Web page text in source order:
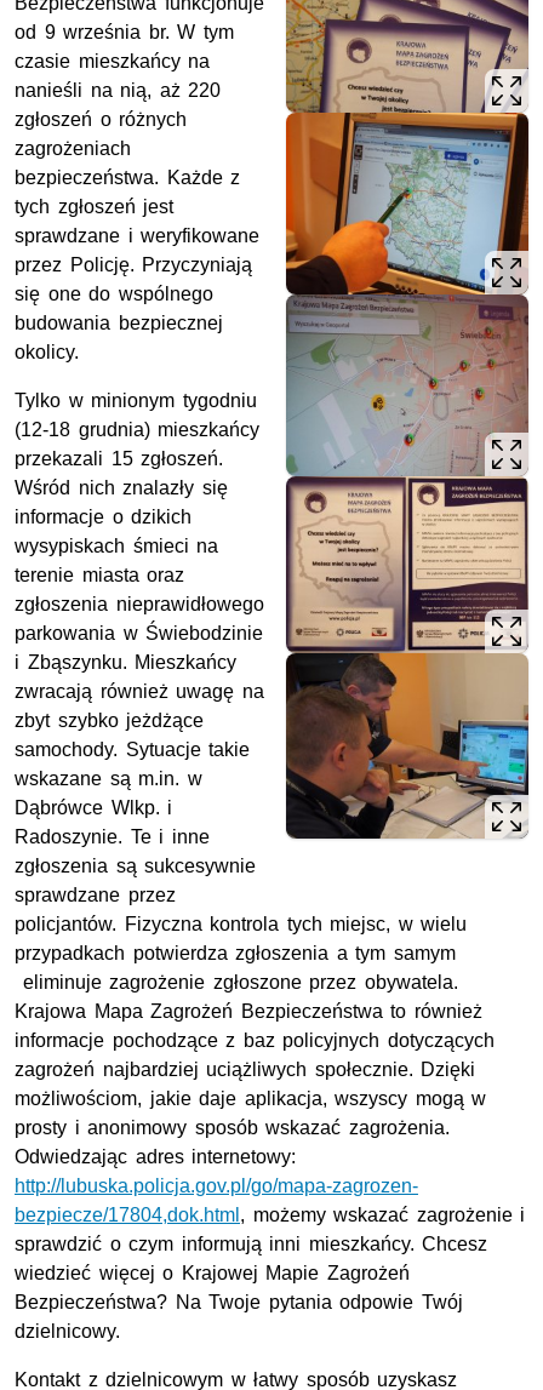
od 9 września br. W tym
czasie mieszkańcy na
nanieśli na nią, aż 220
zgłoszeń o różnych
zagrożeniach
bezpieczeństwa. Każde z
tych zgłoszeń jest
sprawdzane i weryfikowane
przez Policję. Przyczyniają
się one do wspólnego
budowania bezpiecznej
okolicy.
Tylko w minionym tygodniu
(12-18 grudnia) mieszkańcy
przekazali 15 zgłoszeń.
Wśród nich znalazły się
informacje o dzikich
wysypiskach śmieci na
terenie miasta oraz
zgłoszenia nieprawidłowego
parkowania w Świebodzinie
i Zbąszynku. Mieszkańcy
zwracają również uwagę na
zbyt szybko jeżdżące
samochody. Sytuacje takie
wskazane są m.in. w
Dąbrówce Wlkp. i
Radoszynie. Te i inne
zgłoszenia są sukcesywnie
sprawdzane przez
policjantów. Fizyczna kontrola tych miejsc, w wielu
przypadkach potwierdza zgłoszenia a tym samym
eliminuje zagrożenie zgłoszone przez obywatela.
Krajowa Mapa Zagrożeń Bezpieczeństwa to również
informacje pochodzące z baz policyjnych dotyczących
zagrożeń najbardziej uciążliwych społecznie. Dzięki
możliwościom, jakie daje aplikacja, wszyscy mogą w
prosty i anonimowy sposób wskazać zagrożenia.
Odwiedzając adres internetowy:
http://lubuska.policja.gov.pl/go/mapa-zagrozen-
bezpiecze/17804,dok.html , możemy wskazać zagrożenie i
sprawdzić o czym informują inni mieszkańcy. Chcesz
wiedzieć więcej o Krajowej Mapie Zagrożeń
Bezpieczeństwa? Na Twoje pytania odpowie Twój
dzielnicowy.
Kontakt z dzielnicowym w łatwy sposób uzyskasz